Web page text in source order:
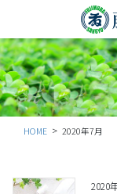
テ
ン
ツ
に
移
ゲ
ー
シ
ョ
ン
HOME 2020年7月
2020